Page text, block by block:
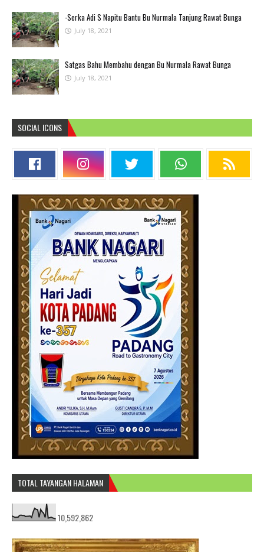
-Serka Adi S Napitu Bantu Bu Nurmala Tanjung Rawat Bunga
July 18, 2021
Satgas Bahu Membahu dengan Bu Nurmala Rawat Bunga
July 18, 2021
SOCIAL ICONS
TOTAL TAYANGAN HALAMAN
10,592,862